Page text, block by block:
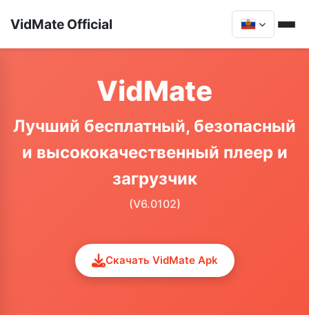
VidMate Official
VidMate
Лучший бесплатный, безопасный
и высококачественный плеер и
загрузчик
(V6.0102)
Скачать VidMate Apk